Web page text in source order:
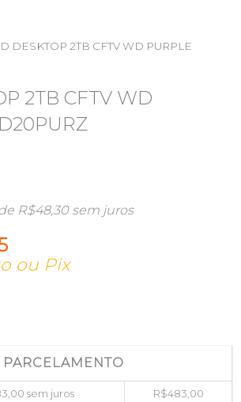
DESKTOP 2TB CFTV WD PURPLE
2TB CFTV WD
R$48,30sem juros
ou Pix
PARCELAMENTO
sem juros R$483,00